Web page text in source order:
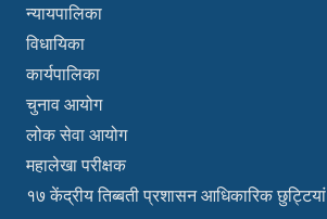
न्यायपालिका
विधायिका
कार्यपालिका
चुनाव आयोग
लोक सेवा आयोग
महालेखा परीक्षक
१७ केंद्रीय तिब्बती प्रशासन आधिकारिक छुट्टियां